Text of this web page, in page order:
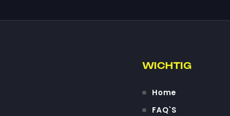
WICHTIG
Home
FAQ`S